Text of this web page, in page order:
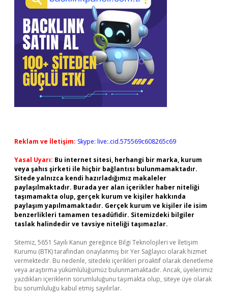
Reklam ve İletişim: Skype: live:.cid.575569c608265c69
Yasal Uyarı: Bu internet sitesi, herhangi bir marka, kurum
veya şahıs şirketi ile hiçbir bağlantısı bulunmamaktadır.
Sitede yalnızca kendi hazırladığımız makaleler
paylaşılmaktadır. Burada yer alan içerikler haber niteliği
taşımamakta olup, gerçek kurum ve kişiler hakkında
paylaşım yapılmamaktadır. Gerçek kurum ve kişiler ile isim
benzerlikleri tamamen tesadüfidir. Sitemizdeki bilgiler
taslak halindedir ve tavsiye niteliği taşımazlar.
Sitemiz, 5651 Sayılı Kanun gereğince Bilgi Teknolojileri ve İletişim
Kurumu (BTK) tarafından onaylanmış bir Yer Sağlayıcı olarak hizmet
vermektedir. Bu nedenle, sitedeki içerikleri proaktif olarak denetleme
veya araştırma yükümlülüğümüz bulunmamaktadır. Ancak, üyelerimiz
yazdıkları içeriklerin sorumluluğunu taşımakta olup, siteye üye olarak
bu sorumluluğu kabul etmiş sayılırlar.